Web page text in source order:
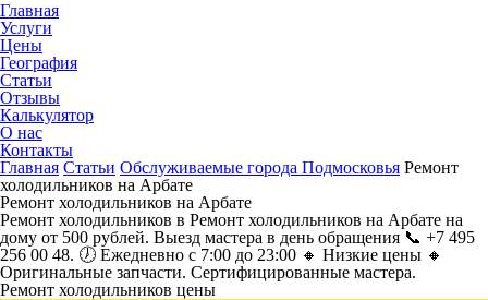
Главная
Услуги
Цены
География
Статьи
Отзывы
Калькулятор
О нас
Контакты
Главная Статьи Обслуживаемые города Подмосковья Ремонт
холодильников на Арбате
Ремонт холодильников на Арбате
Ремонт холодильников в Ремонт холодильников на Арбате на
дому от 500 рублей. Выезд мастера в день обращения 📞 +7 495
256 00 48. 🕖 Ежедневно с 7:00 до 23:00 🔸 Низкие цены 🔸
Оригинальные запчасти. Сертифицированные мастера.
Ремонт холодильников цены